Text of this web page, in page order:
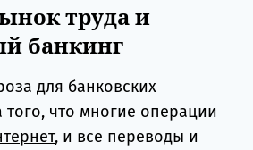
труда и
банкинг
для банковских
того, что многие операции
, и все переводы и